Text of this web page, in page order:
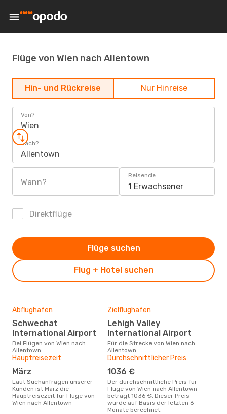
Flüge von Wien nach Allentown
Hin- und Rückreise Nur Hinreise
Von?
Wien
Nach?
Allentown
Wann?
Reisende
1 Erwachsener
Direktflüge
Flug + Hotel suchen
Flüge suchen
Abflughafen
Schwechat
International Airport
Bei Flügen von Wien nach
Allentown
Zielflughafen
Lehigh Valley
International Airport
Für die Strecke von Wien nach
Allentown
Hauptreisezeit
März
Laut Suchanfragen unserer
Kunden ist März die
Hauptreisezeit für Flüge von
Wien nach Allentown
Durchschnittlicher Preis
1036 €
Der durchschnittliche Preis für
Flüge von Wien nach Allentown
beträgt 1036 €. Dieser Preis
wurde auf Basis der letzten 6
Monate berechnet.